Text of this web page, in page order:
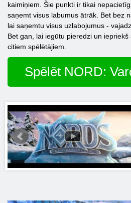
kaimiņiem. Šie punkti ir tikai
saņemt visus labumus ātrāk. Bet bez
lai saņemtu visus uzlabojumus -
Bet gan, lai iegūtu pieredzi un
citiem spēlētājiem.
Spēlēt NORD: